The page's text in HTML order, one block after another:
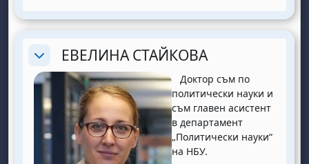
ReplierЕВЕЛИНА СТАЙКОВА
Доктор съм по
политически науки и
съм главен асистент
в департамент
„Политически науки“
на НБУ.